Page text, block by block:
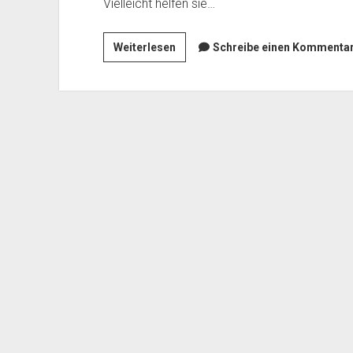
Vielleicht helfen sie…
WeiterlesenMineral
der
Schreibe einen